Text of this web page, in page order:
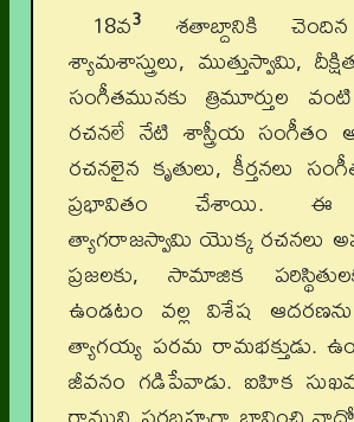
18వ3
శతాబ్దానికి
శ్యామశాస్త్రులు, ముత్తుస్వామి,
సంగీతమునకు త్రిమూర్తుల
రచనలే నేటి శాస్త్రీయ సంగీతం
రచనలైన కృతులు, కీర్తనలు
ప్రభావితం చేశాయి. ఈ
త్యాగరాజస్వామి యొక్క రచనలు
ప్రజలకు, సామాజిక
ఉండటం వల్ల విశేష
త్యాగయ్య పరమ రామభక్తుడు.
జీవనం గడిపేవాడు. ఐహిక